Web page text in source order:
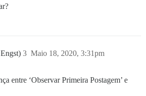
Maio 18, 2020, 3:31pm
3
entre ‘Observar Primeira Postagem’ e